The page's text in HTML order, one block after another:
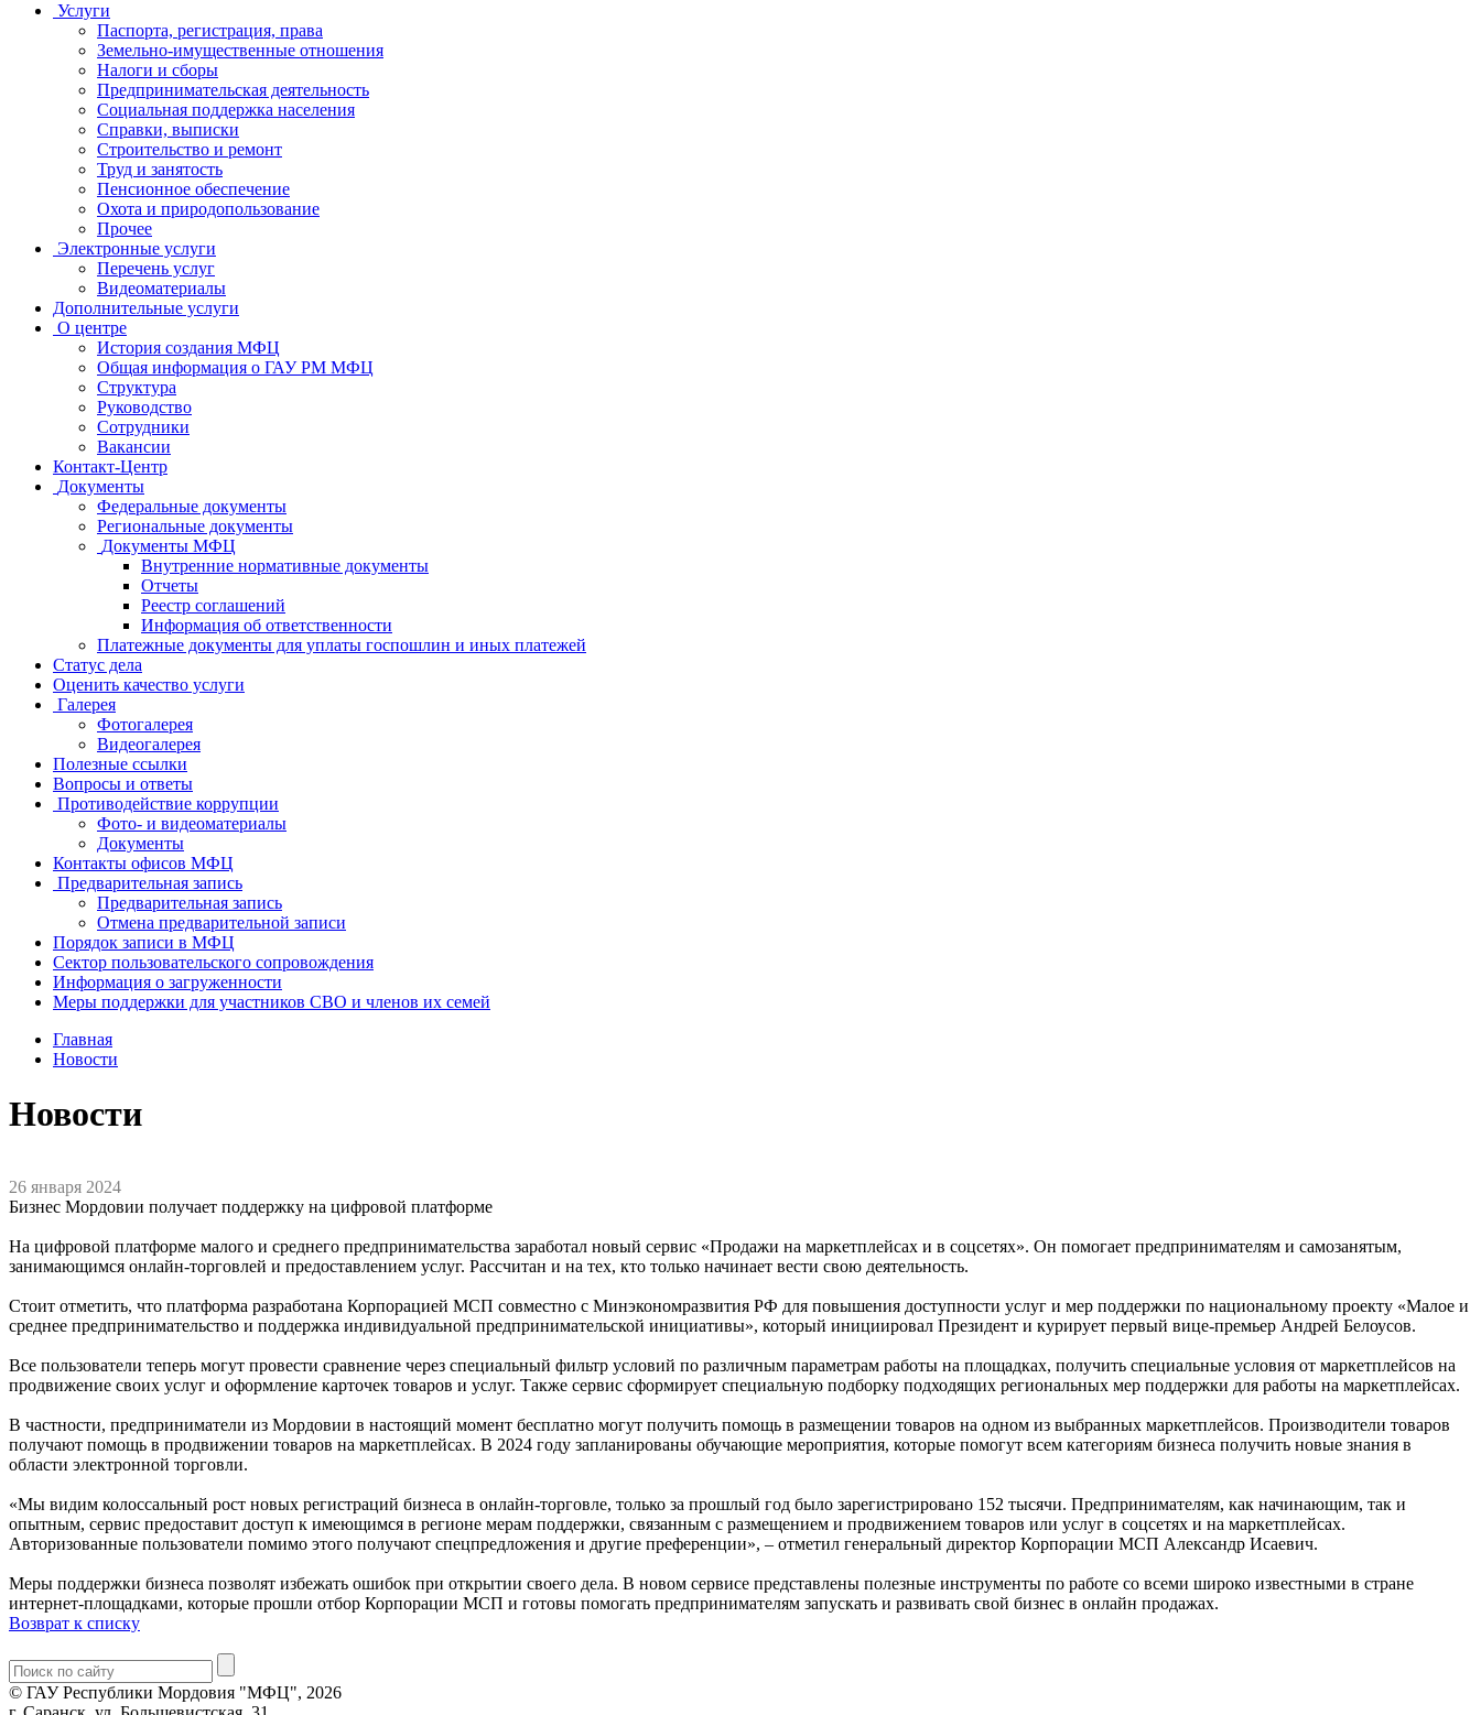
Услуги
Паспорта, регистрация, права
Земельно-имущественные отношения
Налоги и сборы
Предпринимательская деятельность
Социальная поддержка населения
Справки, выписки
Строительство и ремонт
Труд и занятость
Пенсионное обеспечение
Охота и природопользование
Прочее
Электронные услуги
Перечень услуг
Видеоматериалы
Дополнительные услуги
О центре
История создания МФЦ
Общая информация о ГАУ РМ МФЦ
Структура
Руководство
Сотрудники
Вакансии
Контакт-Центр
Документы
Федеральные документы
Региональные документы
Документы МФЦ
Внутренние нормативные документы
Отчеты
Реестр соглашений
Информация об ответственности
Платежные документы для уплаты госпошлин и иных платежей
Статус дела
Оценить качество услуги
Галерея
Фотогалерея
Видеогалерея
Полезные ссылки
Вопросы и ответы
Противодействие коррупции
Фото- и видеоматериалы
Документы
Контакты офисов МФЦ
Предварительная запись
Предварительная запись
Отмена предварительной записи
Порядок записи в МФЦ
Сектор пользовательского сопровождения
Информация о загруженности
Меры поддержки для участников СВО и членов их семей
Главная
Новости
Новости
26 января 2024
Бизнес Мордовии получает поддержку на цифровой платформе
На цифровой платформе малого и среднего предпринимательства заработал новый сервис «Продажи на маркетплейсах и в соцсетях». Он помогает предпринимателям и самозанятым,
занимающимся онлайн-торговлей и предоставлением услуг. Рассчитан и на тех, кто только начинает вести свою деятельность.
Стоит отметить, что платформа разработана Корпорацией МСП совместно с Минэкономразвития РФ для повышения доступности услуг и мер поддержки по национальному проекту «Малое и
среднее предпринимательство и поддержка индивидуальной предпринимательской инициативы», который инициировал Президент и курирует первый вице-премьер Андрей Белоусов.
Все пользователи теперь могут провести сравнение через специальный фильтр условий по различным параметрам работы на площадках, получить специальные условия от маркетплейсов на
продвижение своих услуг и оформление карточек товаров и услуг. Также сервис сформирует специальную подборку подходящих региональных мер поддержки для работы на маркетплейсах.
В частности, предприниматели из Мордовии в настоящий момент бесплатно могут получить помощь в размещении товаров на одном из выбранных маркетплейсов. Производители товаров
получают помощь в продвижении товаров на маркетплейсах. В 2024 году запланированы обучающие мероприятия, которые помогут всем категориям бизнеса получить новые знания в
области электронной торговли.
«Мы видим колоссальный рост новых регистраций бизнеса в онлайн-торговле, только за прошлый год было зарегистрировано 152 тысячи. Предпринимателям, как начинающим, так и
опытным, сервис предоставит доступ к имеющимся в регионе мерам поддержки, связанным с размещением и продвижением товаров или услуг в соцсетях и на маркетплейсах.
Авторизованные пользователи помимо этого получают спецпредложения и другие преференции», – отметил генеральный директор Корпорации МСП Александр Исаевич.
Меры поддержки бизнеса позволят избежать ошибок при открытии своего дела. В новом сервисе представлены полезные инструменты по работе со всеми широко известными в стране
интернет-площадками, которые прошли отбор Корпорации МСП и готовы помогать предпринимателям запускать и развивать свой бизнес в онлайн продажах.
Возврат к списку
© ГАУ Республики Мордовия "МФЦ", 2026